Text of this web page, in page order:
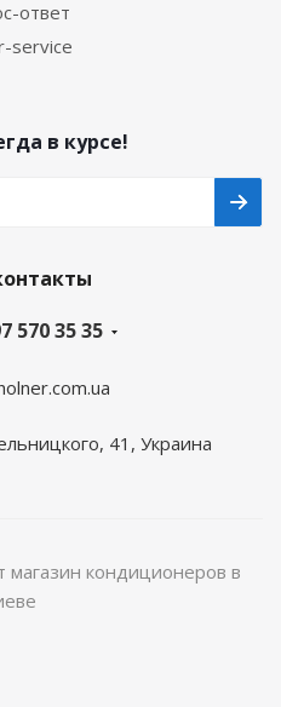
ответ
service
в курсе!
570 35 35
41, Украина
кондиционеров в